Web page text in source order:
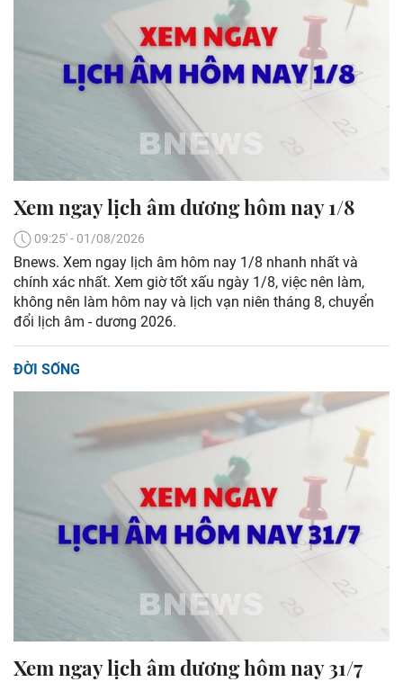
Xem ngay lịch âm dương hôm nay 1/8
09:25' - 01/08/2026
Bnews. Xem ngay lịch âm hôm nay 1/8 nhanh nhất và
chính xác nhất. Xem giờ tốt xấu ngày 1/8, việc nên làm,
không nên làm hôm nay và lịch vạn niên tháng 8, chuyển
đổi lịch âm - dương 2026.
ĐỜI SỐNG
Xem ngay lịch âm dương hôm nay 31/7